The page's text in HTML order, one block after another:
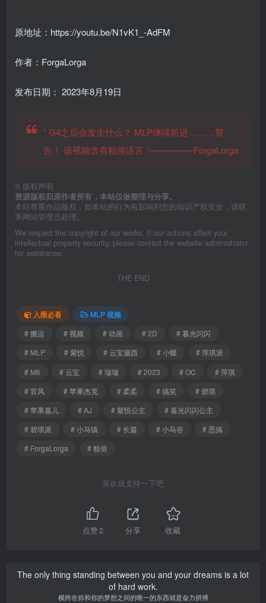
原地址：https://youtu.be/N1vK1_-AdFM
作者：ForgaLorga
发布日期： 2023年8月19日
“G4之后会发生什么？ MLP继续前进………警
告！ 该视频含有粗俗语言”—————ForgaLorga
© 版权声明
资源版权归原作者所有，本站仅做整理与分享。
本站尊重作品版权，如本站的行为有影响到您的知识产权安全，请联
系网站管理员处理。
We respect the copyright of our works. If our actions affect your
intellectual property security, please contact the website administrator
for assistance.
THE END
入圈必看
MLP 视频
# 搬运
# 视频 # 动画 # 2D
# 暮光闪闪
# MLP
# 紫悦 # 云宝黛西 # 小蝶
# 萍琪派
# M6
# 云宝 # 瑞瑞 # 2023 # OC
# 萍琪
# 官风
# 苹果杰克 # 柔柔 # 搞笑
# 碧琪
# 苹果嘉儿
# AJ # 紫悦公主
# 暮光闪闪公主
# 碧琪派
# 小马镇 # 长篇 # 小马谷
# 恶搞
# ForgaLorga
# 粗俗
喜欢就支持一下吧
点赞2 分享 收藏
The only thing standing between you and your dreams is a lot
of hard work.
横跨在你和你的梦想之间的唯一的东西就是奋力拼搏